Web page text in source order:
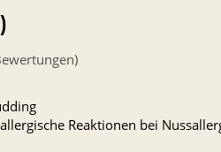
Reaktionen bei